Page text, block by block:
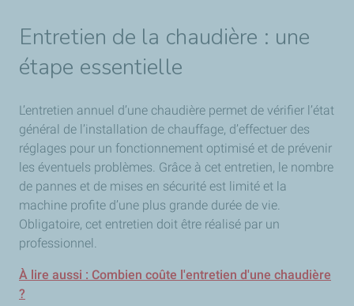
Entretien de la chaudière : une
étape essentielle
L’entretien annuel d’une chaudière permet de vérifier l’état
général de l’installation de chauffage, d’effectuer des
réglages pour un fonctionnement optimisé et de prévenir
les éventuels problèmes. Grâce à cet entretien, le nombre
de pannes et de mises en sécurité est limité et la
machine profite d’une plus grande durée de vie.
Obligatoire, cet entretien doit être réalisé par un
professionnel.
À lire aussi : Combien coûte l'entretien d'une chaudière
?